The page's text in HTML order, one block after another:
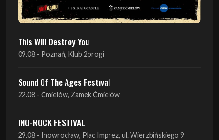
This Will Destroy You
09.08 - Poznań, Klub 2progi
Sound Of The Ages Festival
22.08 - Ćmielów, Zamek Ćmielów
INO-ROCK FESTIVAL
29.08 - Inowrocław, Plac Imprez, ul. Wierzbińskiego 9